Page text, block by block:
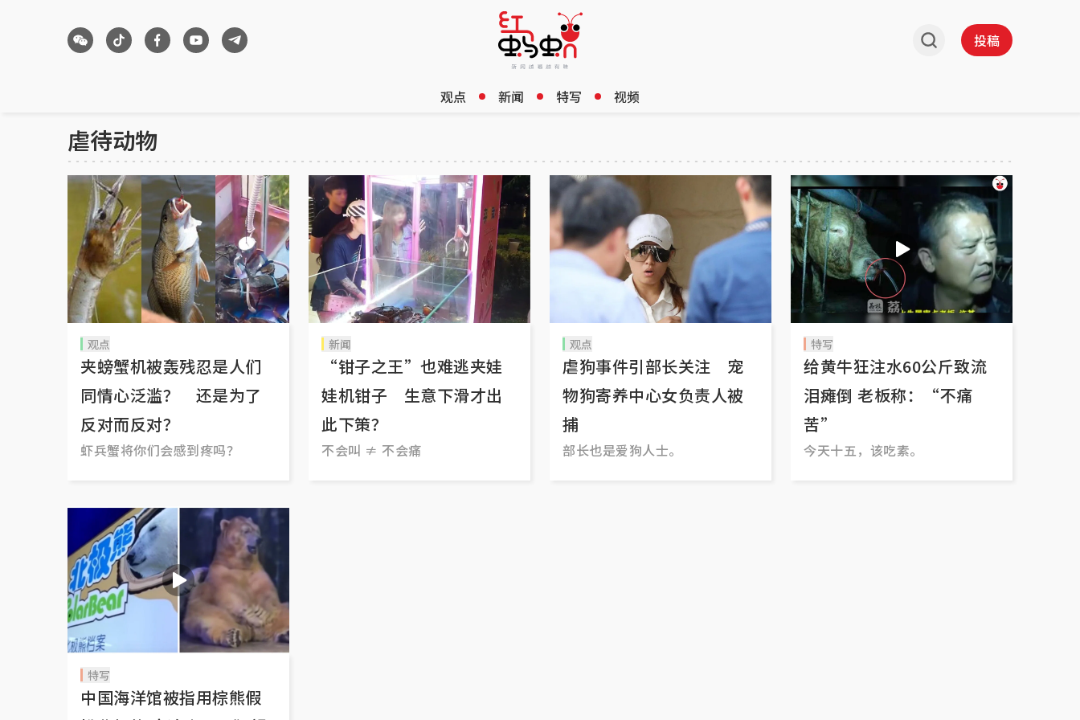
投稿
观点 新闻 特写 视频
虐待动物
观点
夹螃蟹机被轰残忍是人们
同情心泛滥？ 还是为了
反对而反对？
虾兵蟹将你们会感到疼吗？
新闻
“钳子之王”也难逃夹娃
娃机钳子 生意下滑才出
此下策？
不会叫 ≠ 不会痛
观点
虐狗事件引部长关注 宠
物狗寄养中心女负责人被
捕
部长也是爱狗人士。
特写
给黄牛狂注水60公斤致流
泪瘫倒 老板称：“不痛
苦”
今天十五，该吃素。
特写
中国海洋馆被指用棕熊假